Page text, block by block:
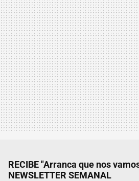
RECIBE "Arranca que nos
NEWSLETTER SEMANAL